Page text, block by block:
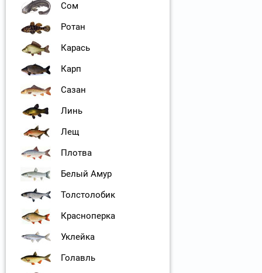
Сом
Ротан
Карась
Карп
Сазан
Линь
Лещ
Плотва
Белый Амур
Толстолобик
Красноперка
Уклейка
Голавль